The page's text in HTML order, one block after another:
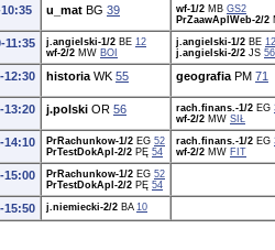
u_mat BG 39 wf-1/2 MB GS2
PrZaawAplWeb-2/2
11:35 j.angielski-1/2 BE 12
wf-2/2 MW BOI
j.angielski-1/2 BE 12
j.angielski-2/2 JS 56
12:30 historia WK 55 geografia PM 71
13:20 j.polski OR 56 rach.finans.-1/2 EG
wf-2/2 MW SIŁ
14:10 PrRachunkow-1/2 EG 52
PrTestDokApl-2/2 PĘ 54
rach.finans.-1/2 EG
wf-2/2 MW FIT
15:00 PrRachunkow-1/2 EG 52
PrTestDokApl-2/2 PĘ 54
15:50 j.niemiecki-2/2 BA 10